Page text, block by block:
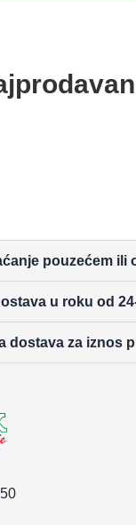
pouzećem ili
u roku od
dostava za iznos